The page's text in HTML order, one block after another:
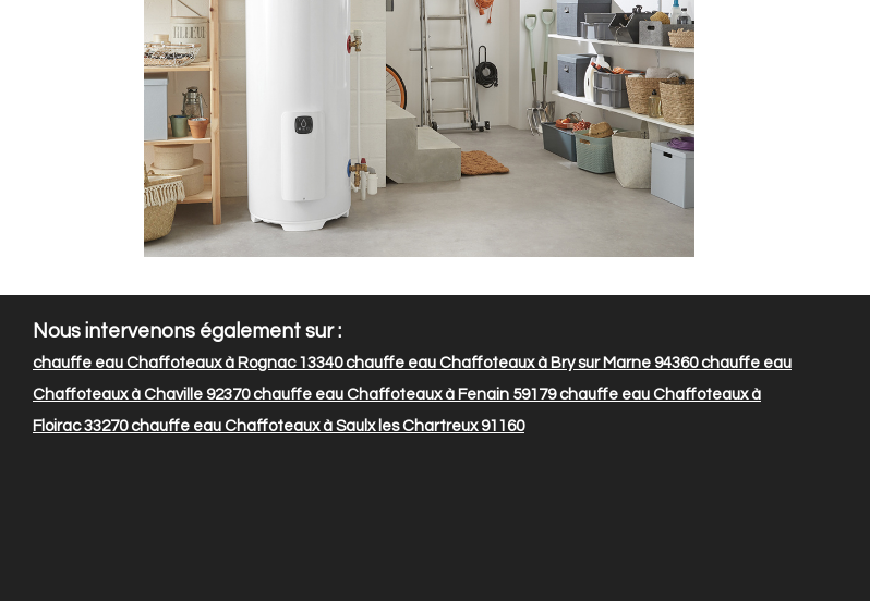
Nous intervenons également sur :
chauffe eau Chaffoteaux à Rognac 13340chauffe eau Chaffoteaux à Bry sur Marne 94360chauffe eau
Chaffoteaux à Chaville 92370chauffe eau Chaffoteaux à Fenain 59179chauffe eau Chaffoteaux à
Floirac 33270chauffe eau Chaffoteaux à Saulx les Chartreux 91160